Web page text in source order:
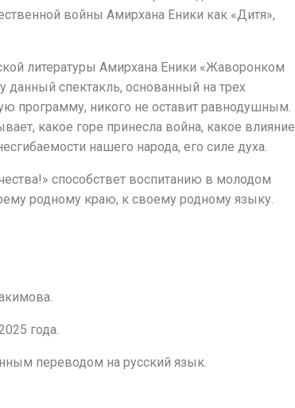
войны Амирхана Еники как «Дитя»,
литературы Амирхана Еники «Жаворонком
спектакль, основанный на трех
программу, никого не оставит равнодушным.
какое горе принесла война, какое влияние
нашего народа, его силе духа.
способствет воспитанию в молодом
родному краю, к своему родному языку.
года.
переводом на русский язык.